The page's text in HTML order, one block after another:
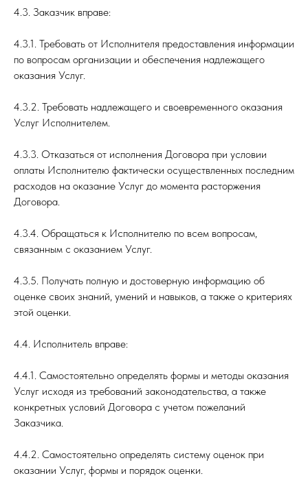
4.3. Заказчик вправе:
4.3.1. Требовать от Исполнителя предоставления информации
по вопросам организации и обеспечения надлежащего
оказания Услуг.
4.3.2. Требовать надлежащего и своевременного оказания
Услуг Исполнителем.
4.3.3. Отказаться от исполнения Договора при условии
оплаты Исполнителю фактически осуществленных последним
расходов на оказание Услуг до момента расторжения
Договора.
4.3.4. Обращаться к Исполнителю по всем вопросам,
связанным с оказанием Услуг.
4.3.5. Получать полную и достоверную информацию об
оценке своих знаний, умений и навыков, а также о критериях
этой оценки.
4.4. Исполнитель вправе:
4.4.1. Самостоятельно определять формы и методы оказания
Услуг исходя из требований законодательства, а также
конкретных условий Договора с учетом пожеланий
Заказчика.
4.4.2. Самостоятельно определять систему оценок при
оказании Услуг, формы и порядок оценки.